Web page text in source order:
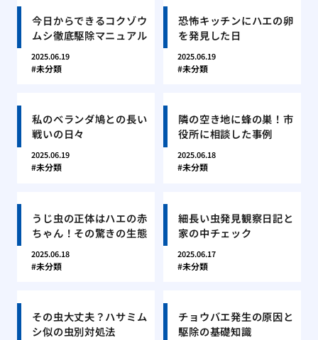
今日からできるコクゾウ
ムシ徹底駆除マニュアル
2025.06.19
未分類
恐怖キッチンにハエの卵
を発見した日
2025.06.19
未分類
私のベランダ鳩との長い
戦いの日々
2025.06.19
未分類
隣の空き地に蜂の巣！市
役所に相談した事例
2025.06.18
未分類
うじ虫の正体はハエの赤
ちゃん！その驚きの生態
2025.06.18
未分類
細長い虫発見観察日記と
家の中チェック
2025.06.17
未分類
その虫大丈夫？ハサミム
シ似の虫別対処法
チョウバエ発生の原因と
駆除の基礎知識